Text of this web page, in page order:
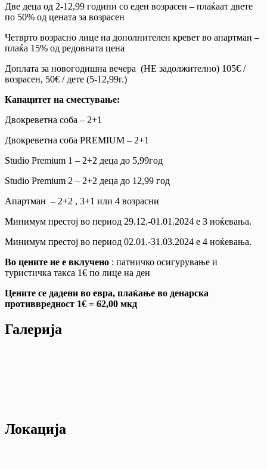
Две деца од 2-12,99 години со еден возрасен – плаќаат двете
по 50% од цената за возрасен
Четврто возрасно лице на дополнителен кревет во апартман –
плаќа 15% од редовната цена
Доплата за новогодишна вечера (НЕ задолжително) 105€ /
возрасен, 50€ / дете (5-12,99г.)
Капацитет на сместување:
Двокреветна соба – 2+1
Двокреветна соба PREMIUM – 2+1
Studio Premium 1 – 2+2 деца до 5,99год
Studio Premium 2 – 2+2 деца до 12,99 год
Апартман – 2+2 , 3+1 или 4 возрасни
Минимум престој во период 29.12.-01.01.2024 е 3 ноќевања.
Минимум престој во период 02.01.-31.03.2024 е 4 ноќевања.
Во цените не е вклучено : патничко осигурување и
туристичка тaкса 1€ по лице на ден
Цените се дадени во евра, плаќање во денарска
противвредност 1€ = 62,00 мкд
Галерија
Локација